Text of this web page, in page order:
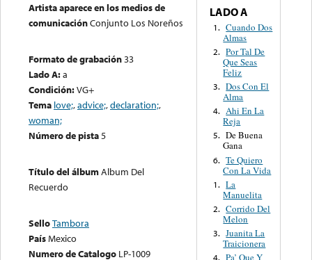
Artista aparece en los medios de
comunicaciónConjunto Los Noreños
Formato de grabación33
Lado A:a
Condición:VG+
Tema love;,advice;,declaration;,
woman;
Número de pista5
Título del álbumAlbum Del
Recuerdo
SelloTambora
PaísMexico
Numero de Catalogo LP-1009
LADO A
1. Cuando Dos
Almas
2. Por Tal De
Que Seas
Feliz
3. Dos Con El
Alma
4. Ahi En La
Reja
5. De Buena
Gana
6. Te Quiero
Con La Vida
1. La
Manuelita
2. Corrido Del
Melon
3. Juanita La
Traicionera
4.